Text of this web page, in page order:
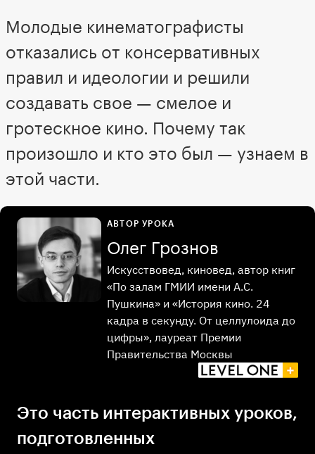
Молодые кинематографисты
отказались от консервативных
правил и идеологии и решили
создавать свое — смелое и
гротескное кино. Почему так
произошло и кто это был — узнаем в
этой части.
Это часть интерактивных уроков,
подготовленных
АВТОР УРОКА
Олег Грознов
Искусствовед, киновед, автор книг
«По залам ГМИИ имени А.С.
Пушкина» и «История кино. 24
кадра в секунду. От целлулоида до
цифры», лауреат Премии
Правительства Москвы